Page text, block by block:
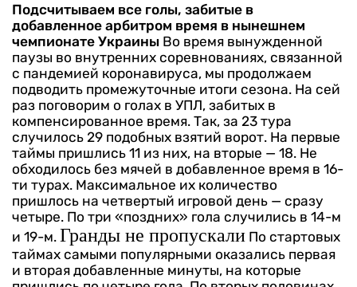
Подсчитываем все голы, забитые в
добавленное арбитром время в нынешнем
чемпионате Украины Во время вынужденной
паузы во внутренних соревнованиях, связанной
с пандемией коронавируса, мы продолжаем
подводить промежуточные итоги сезона. На сей
раз поговорим о голах в УПЛ, забитых в
компенсированное время. Так, за 23 тура
случилось 29 подобных взятий ворот. На первые
таймы пришлись 11 из них, на вторые — 18. Не
обходилось без мячей в добавленное время в 16-
ти турах. Максимальное их количество
пришлось на четвертый игровой день — сразу
четыре. По три «поздних» гола случились в 14-м
и 19-м. Гранды не пропускали По стартовых
таймах самыми популярными оказались первая
и вторая добавленные минуты, на которые